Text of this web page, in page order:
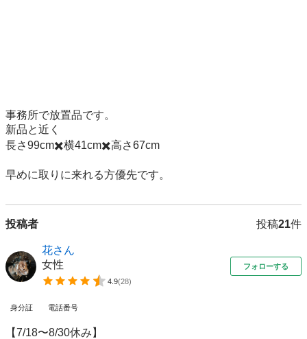
事務所で放置品です。
新品と近く
長さ99cm✖️横41cm✖️高さ67cm
早めに取りに来れる方優先です。
投稿者 投稿21件
花さん
女性
4.9(28)
フォローする
身分証 電話番号
【7/18〜8/30休み】